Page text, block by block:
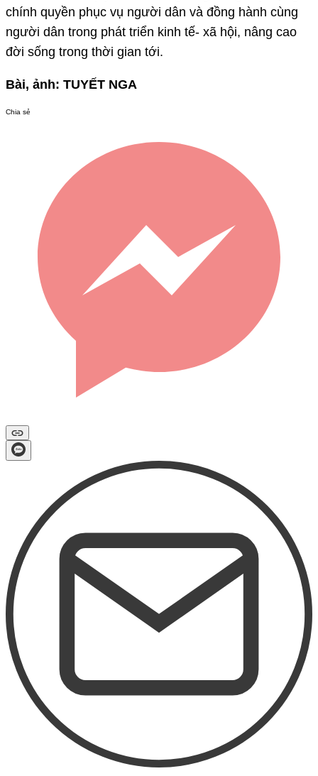
chính quyền phục vụ người dân và đồng hành cùng
người dân trong phát triển kinh tế- xã hội, nâng cao
đời sống trong thời gian tới.
Bài, ảnh: TUYẾT NGA
Chia sẻ